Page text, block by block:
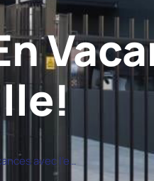
Partez en vacances avec l’esprit tranquille!